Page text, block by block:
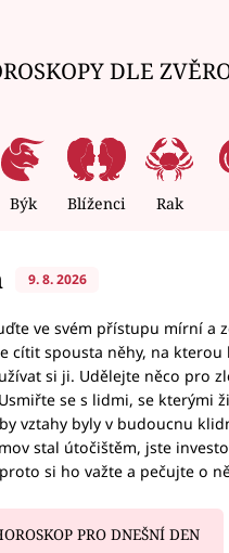
DLE
Býk Blíženci Rak
9. 8. 2026
ve svém přístupu mírní a
cítit spousta něhy, na kterou
si ji. Udělejte něco pro
se s lidmi, se kterými
vztahy byly v budoucnu
stal útočištěm, jste
si ho važte a pečujte o
PRO DNEŠNÍ DEN